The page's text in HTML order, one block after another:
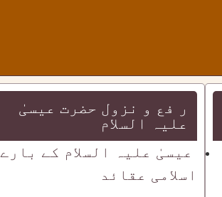
ر فع و نزول حضرت عیسیٰ
علیہ السلام
عیسیٰ علیہ السلام کے بارے
اسلامی عقائد